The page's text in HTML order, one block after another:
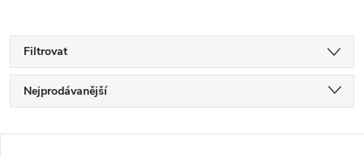
Filtrovat
Ř
a
Nejprodávanější